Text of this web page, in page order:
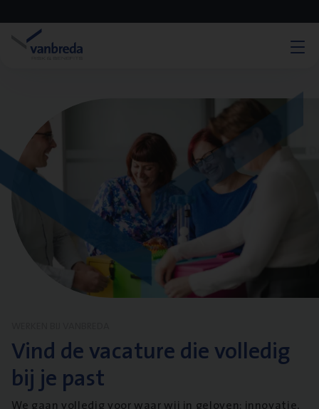
Vind de vacature die volledig
bij je past
We gaan volledig voor waar wij in geloven: innovatie,